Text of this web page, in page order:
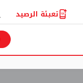
تعبئة الرصيد